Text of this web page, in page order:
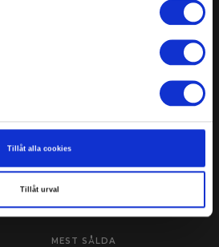
Tillåt alla cookies
Tillåt urval
Mån - fre: 7.30-16.00
T:08-447 57 70
MEST SÅLDA